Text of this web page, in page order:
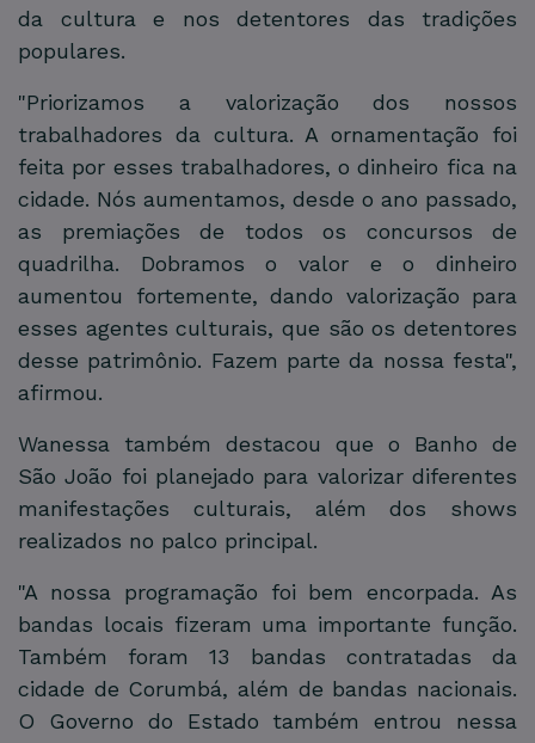
da cultura e nos detentores das tradições
populares.
"Priorizamos a valorização dos nossos
trabalhadores da cultura. A ornamentação foi
feita por esses trabalhadores, o dinheiro fica na
cidade. Nós aumentamos, desde o ano passado,
as premiações de todos os concursos de
quadrilha. Dobramos o valor e o dinheiro
aumentou fortemente, dando valorização para
esses agentes culturais, que são os detentores
desse patrimônio. Fazem parte da nossa festa",
afirmou.
Wanessa também destacou que o Banho de
São João foi planejado para valorizar diferentes
manifestações culturais, além dos shows
realizados no palco principal.
"A nossa programação foi bem encorpada. As
bandas locais fizeram uma importante função.
Também foram 13 bandas contratadas da
cidade de Corumbá, além de bandas nacionais.
O Governo do Estado também entrou nessa